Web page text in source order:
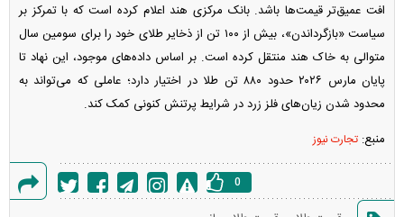
افت عمیق‌تر قیمت‌ها باشد. بانک مرکزی هند اعلام کرده است که با تمرکز بر
سیاست «بازگرداندن»، بیش از ۱۰۰ تن از ذخایر طلای خود را برای سومین سال
متوالی به خاک هند منتقل کرده است. بر اساس داده‌های موجود، این نهاد تا
پایان مارس ۲۰۲۶ حدود ۸۸۰ تن طلا در اختیار دارد؛ عاملی که می‌تواند به
محدود شدن زیان‌های فلز زرد در شرایط پرتنش کنونی کمک کند.
منبع: تجارت نیوز
0